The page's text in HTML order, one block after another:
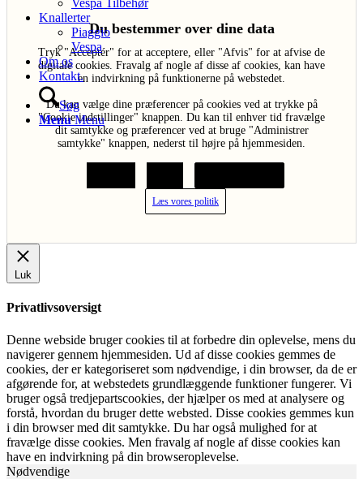
Vespa Tilbehør
Knallerter
Piaggio
Vespa
Om os
Kontakt.
Søg
Menu Menu
Du bestemmer over dine data
Tryk "Acceptér" for at acceptere, eller "Afvis" for at afvise de
digitale cookies. Fravalg af nogle af disse af cookies, kan have
en indvirkning på funktionerne på webstedet.
Du kan vælge dine præferencer på cookies ved at trykke på
"Cookie indstillinger" knappen. Du kan til enhver tid fravælge
dit samtykke og præferencer ved at bruge "Administrer
samtykke" knappen, nederst til højre på hjemmesiden.
Læs vores politik
Luk
Privatlivsoversigt
Denne webside bruger cookies til at forbedre din oplevelse, mens du
navigerer gennem hjemmesiden. Ud af disse cookies gemmes de
cookies, der er kategoriseret som nødvendige, i din browser, da de er
afgørende for, at webstedets grundlæggende funktioner fungerer. Vi
bruger også tredjepartscookies, der hjælper os med at analysere og
forstå, hvordan du bruger dette websted. Disse cookies gemmes kun
i din browser med dit samtykke. Du har også mulighed for at
fravælge disse cookies. Men fravalg af nogle af disse cookies kan
have en indvirkning på din browseroplevelse.
Nødvendige